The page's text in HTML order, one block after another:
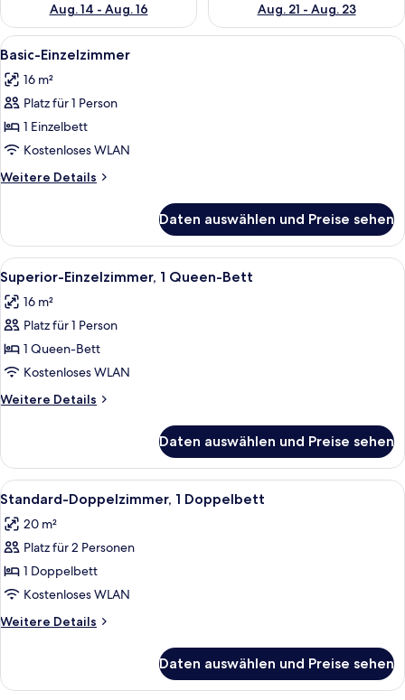
Aug. 14 - Aug. 16
Aug. 21 - Aug. 23
Alle
Fotos
für
Basic-
Einzelzimmer
anzeigen
Ein Zimmer mit floraler Tapete,
3
Basic-Einzelzimmer
16 m²
Platz für 1 Person
1 Einzelbett
Kostenloses WLAN
Weitere Details
Weitere
Einzelzimmer
Daten auswählen und Preise sehen
Alle
Fotos
für
Superior-
Einzelzimmer,
1
Queen-
Bett
Ein ordentlich bezogenes Bett mit
3
Superior-Einzelzimmer, 1 Queen-Bett
16 m²
Platz für 1 Person
1 Queen-Bett
Kostenloses WLAN
Weitere Details
Weitere
Einzelzimmer,
Queen-
Daten auswählen und Preise sehen
Alle
Fotos
für
Standard-
Doppelzimmer,
1
Doppelbett
anzeigen
Ein Doppelbett mit Metallgestell
3
Standard-Doppelzimmer, 1 Doppelbett
20 m²
Platz für 2 Personen
1 Doppelbett
Kostenloses WLAN
Weitere Details
Weitere
Doppelzimmer,
Daten auswählen und Preise sehen